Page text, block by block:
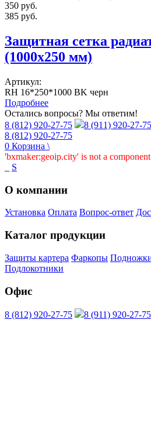
350 руб.
385 руб.
Защитная сетка
(1000х250 мм)
Артикул:
RH 16*250*1000 BK черн
Подробнее
Остались вопросы? Мы ответим!
8 (812) 920-27-75
8 (911) 920-27-75
8 (812) 920-27-75
0 Корзина \
'bxmaker:geoip.city' is not a component
S
О компании
Установка Оплата Вопрос-ответ
Каталог продукции
Защиты картера Фаркопы
Подлокотники
Офис
8 (812) 920-27-75 8 (911) 920-27-75